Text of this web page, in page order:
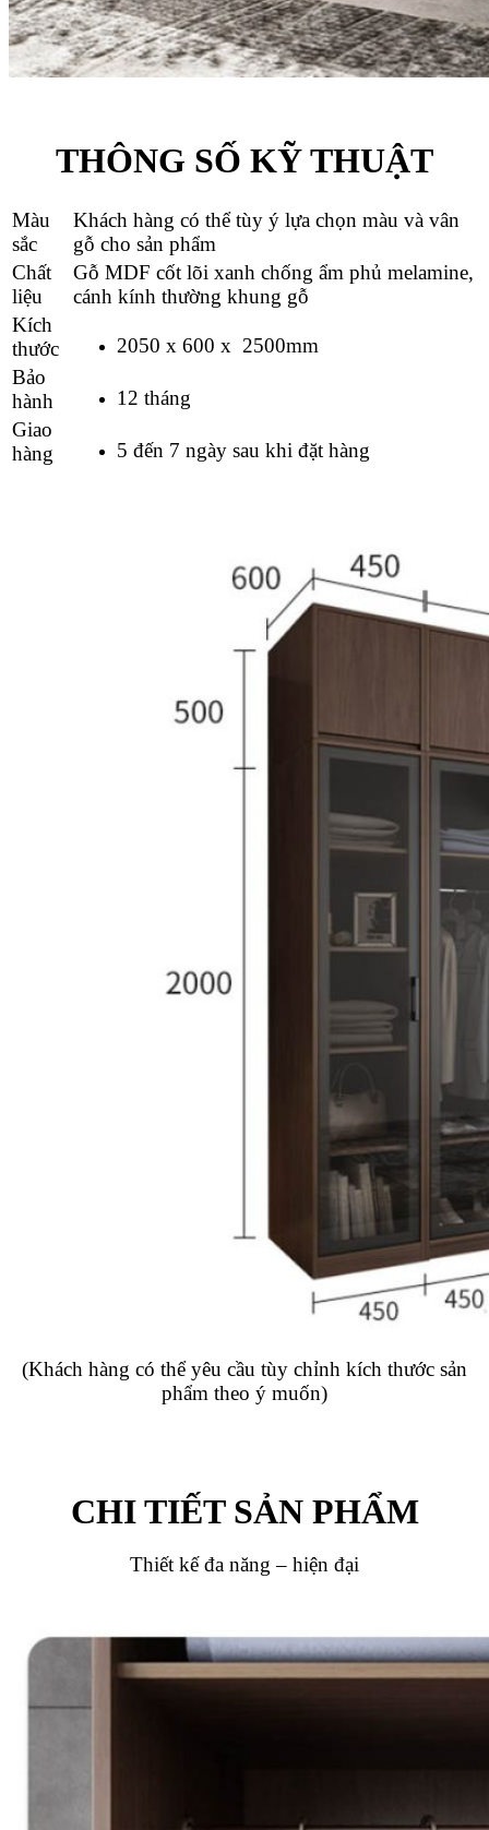
THÔNG SỐ KỸ THUẬT
Màu
sắc
Khách hàng có thể tùy ý lựa chọn màu và vân
gỗ cho sản phẩm
Chất
liệu
Gỗ MDF cốt lõi xanh chống ẩm phủ melamine,
cánh kính thường khung gỗ
Kích
thước
2050 x 600 x 2500mm
Bảo
hành
12 tháng
Giao
hàng
5 đến 7 ngày sau khi đặt hàng
(Khách hàng có thể yêu cầu tùy chỉnh kích thước sản
phẩm theo ý muốn)
CHI TIẾT SẢN PHẨM
Thiết kế đa năng – hiện đại